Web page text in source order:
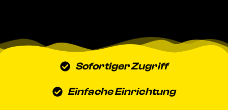
Sofortiger Zugriff
Einfache Einrichtung